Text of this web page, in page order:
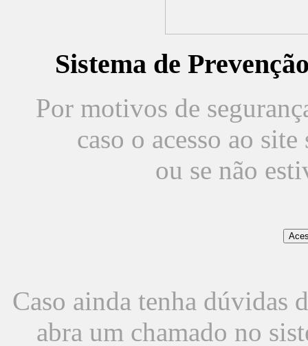
Sistema de
Por motivos de
caso o acesso ao
ou se não
Caso ainda tenha dúvidas
abra um chamado no